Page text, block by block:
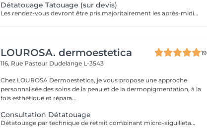
Détatouage Tatouage (sur devis)
Les rendez-vous devront être pris majoritairement les après-midis. Les rendez-vous se feront donc par appel téléphonique ou sms Merci
LOUROSA. dermoestetica
19
116, Rue Pasteur Dudelange L-3543
Chez LOUROSA Dermoestetica, je vous propose une approche
personnalisée des soins de la peau et de la dermopigmentation, à la
fois esthétique et répara...
Consultation Détatouage
Détatouage par technique de retrait combinant micro-aiguilletage et solution spécifique, adaptée aux pigments difficiles à traiter au laser . La consultation est requise.